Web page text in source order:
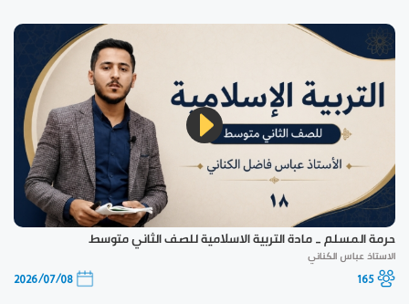
حرمة المسلم _ مادة التربية الاسلامية للصف الثاني متوسط
الاستاذ عباس الكناني
165
2026/07/08